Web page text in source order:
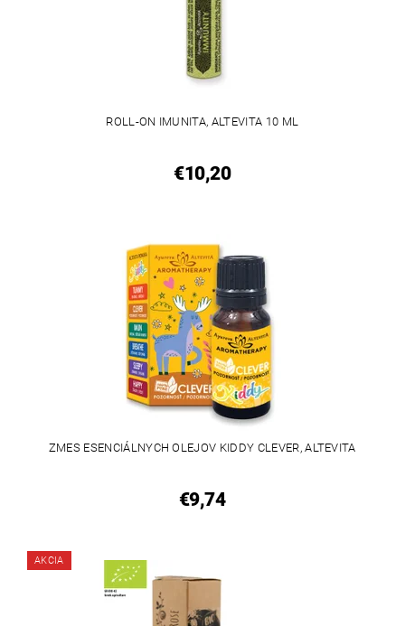
ROLL-ON IMUNITA, ALTEVITA 10 ML
€10,20
ZMES ESENCIÁLNYCH OLEJOV KIDDY CLEVER, ALTEVITA
€9,74
AKCIA